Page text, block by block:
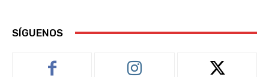
SÍGUENOS